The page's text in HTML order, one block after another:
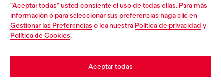
"Aceptar todas" usted consiente el uso de todas ellas. Para más
información o para seleccionar sus preferencias haga clic en
Gestionar las Preferencias o lea nuestra Política de privacidad y
Política de Cookies.
Aceptar todas
Country: ES Language: ES
Choose your location
You are currently browsing España website, but it seems you
may be based in United States